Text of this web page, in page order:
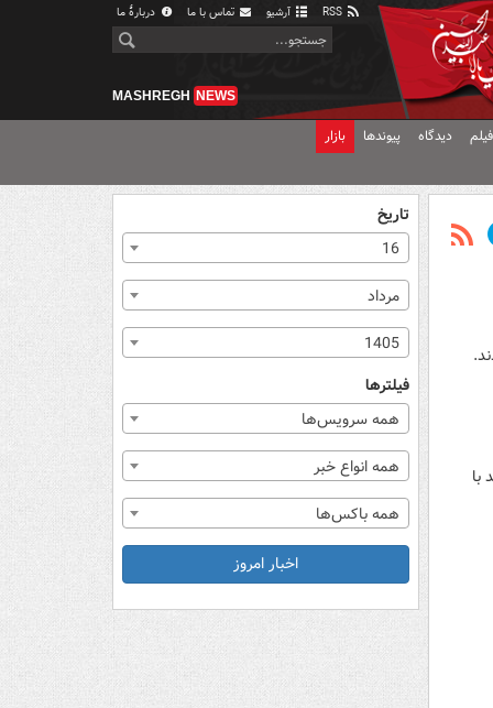
آرشیو تماس با ما دربارهٔ ما
MASHREGH NEWS
دیدگاه پیوندها بازار
با
تاریخ
16
مرداد
1405
فیلترها
همه سرویس‌ها
همه انواع خبر
همه باکس‌ها
اخبار امروز